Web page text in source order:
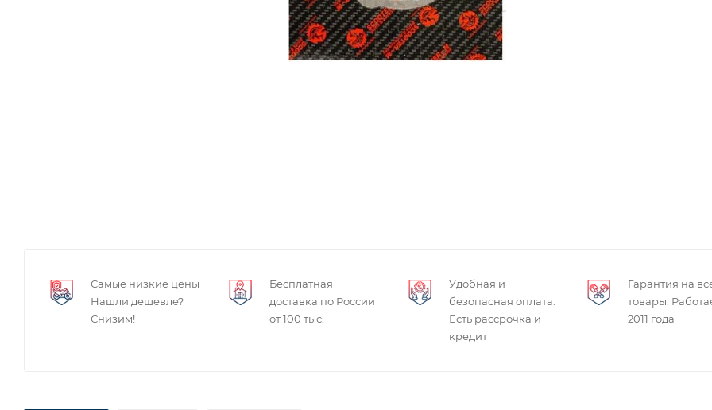
Самые низкие цены
Нашли дешевле?
Снизим!
Бесплатная
доставка по России
от 100 тыс.
Удобная и
безопасная оплата.
Есть рассрочка и
кредит
Гарантия на
товары.
2011 года